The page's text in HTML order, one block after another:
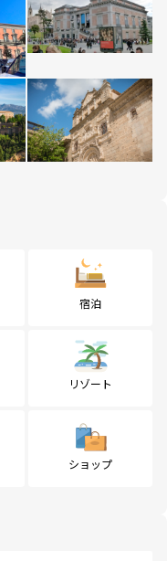
宿泊
リゾート
ショップ